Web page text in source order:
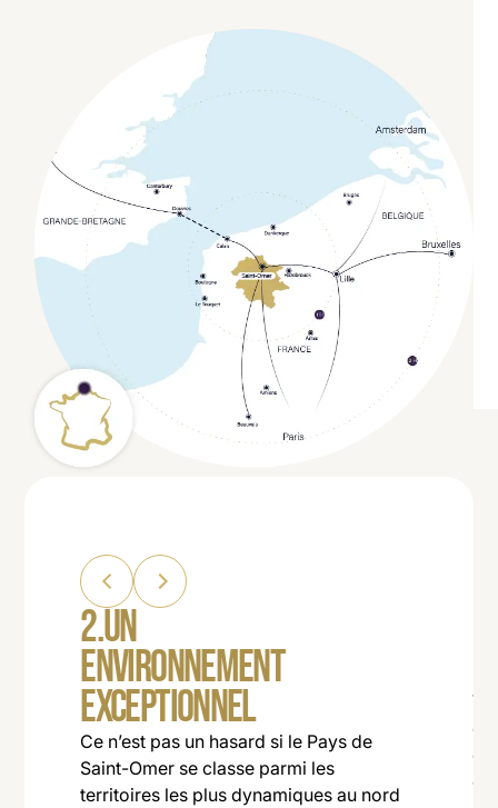
2.UN
ENVIRONNEMENT
EXCEPTIONNEL
Ce n’est pas un hasard si le Pays de
Saint-Omer se classe parmi les
territoires les plus dynamiques au nord
de